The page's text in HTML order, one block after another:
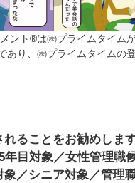
ント®は㈱プライムタイム
あり、㈱プライムタイムの
ることをお勧めします
年目対象／女性管理職
象／シニア対象／管理